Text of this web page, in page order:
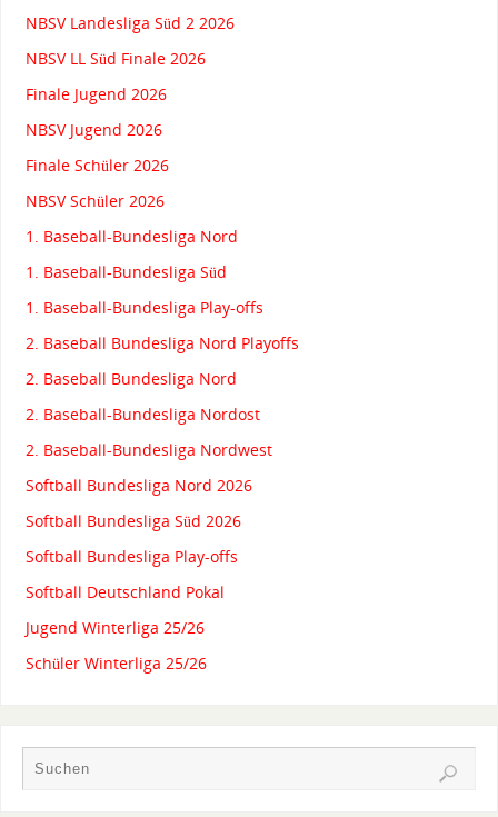
NBSV Landesliga Süd 2 2026
NBSV LL Süd Finale 2026
Finale Jugend 2026
NBSV Jugend 2026
Finale Schüler 2026
NBSV Schüler 2026
1. Baseball-Bundesliga Nord
1. Baseball-Bundesliga Süd
1. Baseball-Bundesliga Play-offs
2. Baseball Bundesliga Nord Playoffs
2. Baseball Bundesliga Nord
2. Baseball-Bundesliga Nordost
2. Baseball-Bundesliga Nordwest
Softball Bundesliga Nord 2026
Softball Bundesliga Süd 2026
Softball Bundesliga Play-offs
Softball Deutschland Pokal
Jugend Winterliga 25/26
Schüler Winterliga 25/26